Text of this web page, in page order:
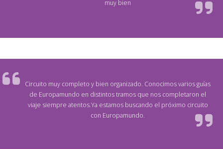
muy bien
Circuito muy completo y bien organizado. Conocimos varios guías
de Europamundo en distintos tramos que nos completaron el
viaje siempre atentos.Ya estamos buscando el próximo circuito
con Europamundo.